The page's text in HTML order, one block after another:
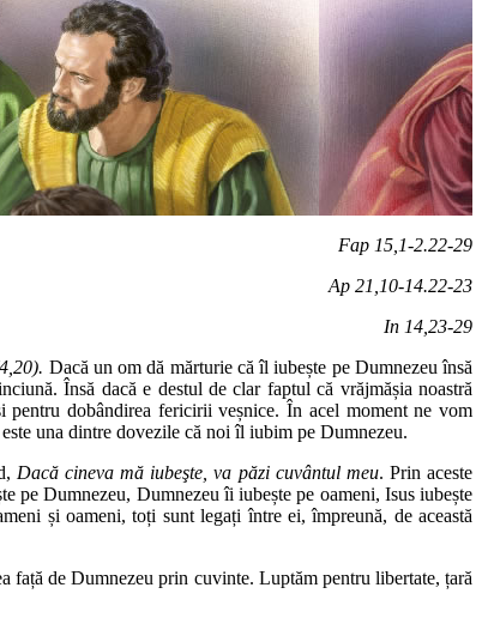
Fap 15,1-2.22-29
Ap 21,10-14.22-23
In 14,23-29
Dacă un om dă mărturie că îl iubește pe Dumnezeu însă
Însă dacă e destul de clar faptul că vrăjmășia noastră
pentru dobândirea fericirii veșnice. În acel moment ne vom
una dintre dovezile că noi îl iubim pe Dumnezeu.
Dacă cineva mă iubeşte, va păzi cuvântul meu. Prin aceste
pe Dumnezeu, Dumnezeu îi iubește pe oameni, Isus iubește
și oameni, toți sunt legați între ei, împreună, de această
de Dumnezeu prin cuvinte. Luptăm pentru libertate, țară